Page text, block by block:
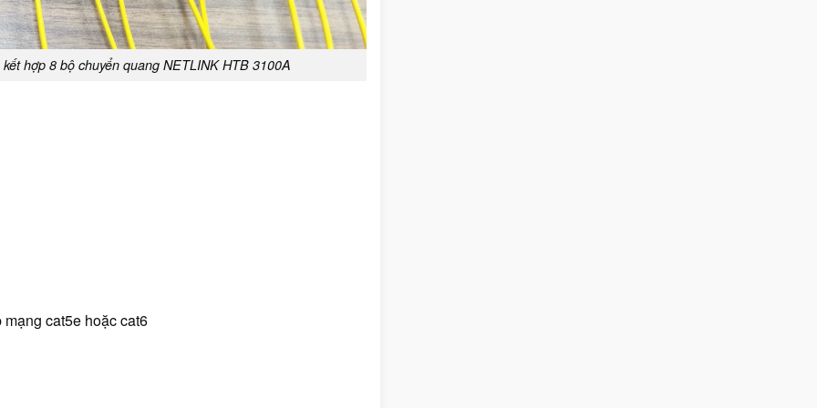
hợp 8 bộ chuyển quang NETLINK HTB 3100A
cat5e hoặc cat6